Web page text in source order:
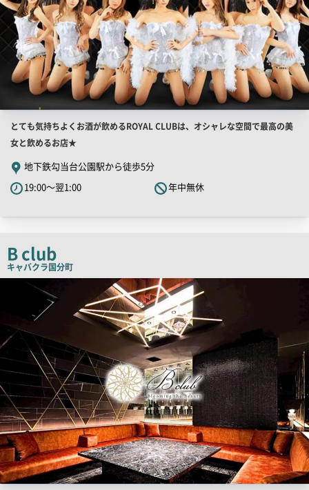
店
舗
PR
キ
ャ
ピ
ー
とても気持ちよくお酒が飲めるROYAL CLUBは、オシャレな空間で最高の美
女と飲めるお店★
地下鉄勾当台公園駅から徒歩5分
19:00～翌1:00
年中無休
B club
キャバクラ国分町
店